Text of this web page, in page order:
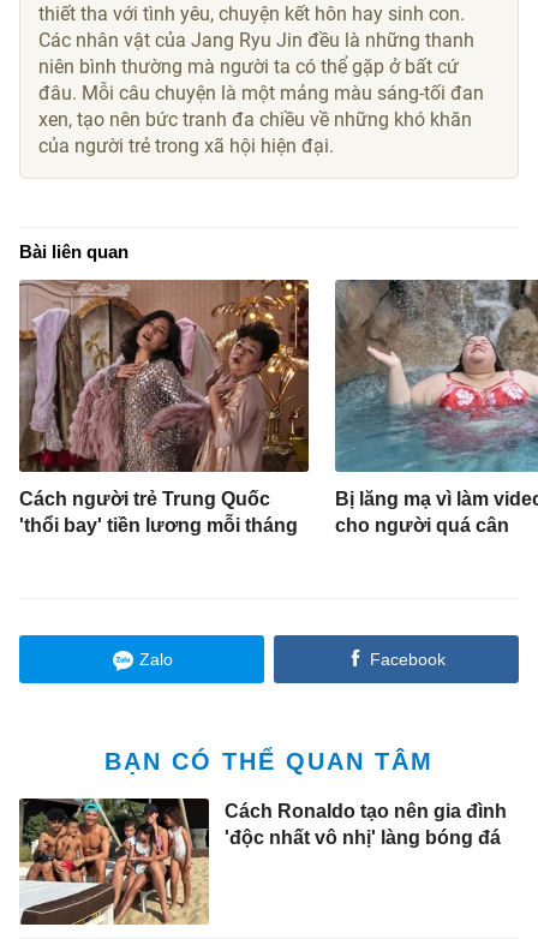
thiết tha với tình yêu, chuyện kết hôn hay sinh con.
Các nhân vật của Jang Ryu Jin đều là những thanh
niên bình thường mà người ta có thể gặp ở bất cứ
đâu. Mỗi câu chuyện là một mảng màu sáng-tối đan
xen, tạo nên bức tranh đa chiều về những khó khăn
của người trẻ trong xã hội hiện đại.
Bài liên quan
Cách người trẻ Trung Quốc
'thổi bay' tiền lương mỗi tháng
Bị lăng mạ vì làm
cho người quá cân
Zalo Facebook
BẠN CÓ THỂ QUAN TÂM
Cách Ronaldo tạo nên gia đình
'độc nhất vô nhị' làng bóng đá